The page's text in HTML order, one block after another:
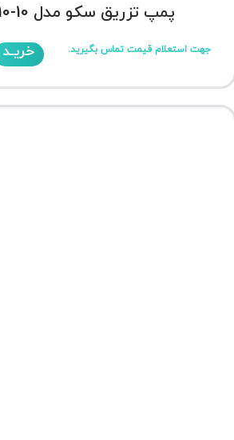
پمپ تزریق سکو مدل AKS800-10-10
جهت استعلام قیمت تماس بگیرید. خریـد